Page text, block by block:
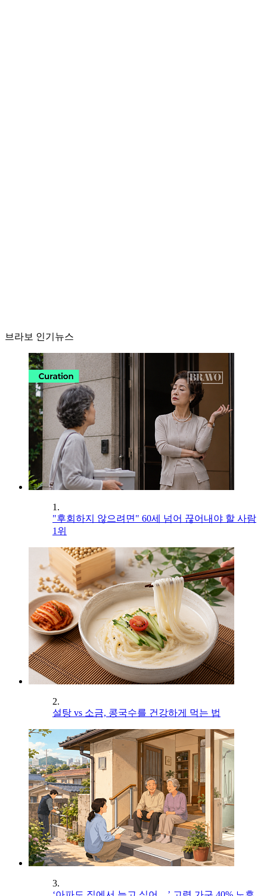
브라보 인기뉴스
1.
"후회하지 않으려면" 60세 넘어 끊어내야 할 사람
1위
2.
설탕 vs 소금, 콩국수를 건강하게 먹는 법
3.